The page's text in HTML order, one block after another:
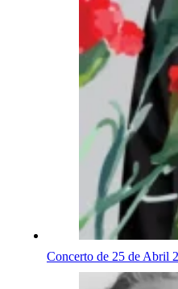
Concerto de 25 de Abril